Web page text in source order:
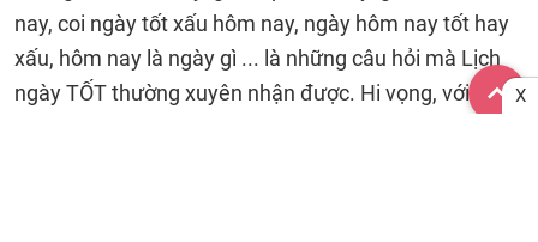
nay, coi ngày tốt xấu hôm nay, ngày hôm nay tốt hay
xấu, hôm nay là ngày gì ... là những câu hỏi mà Lịch
ngày TỐT thường xuyên nhận được. Hi vọng, với
X